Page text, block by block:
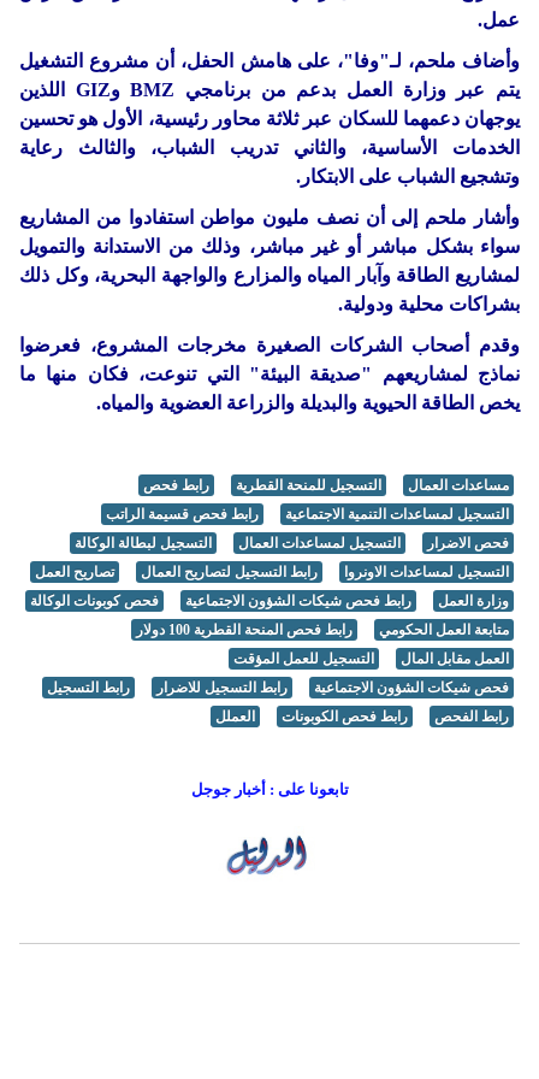
عمل.
وأضاف ملحم، لـ"وفا"، على هامش الحفل، أن مشروع التشغيل
يتم عبر وزارة العمل بدعم من برنامجي BMZ وGIZ اللذين
يوجهان دعمهما للسكان عبر ثلاثة محاور رئيسية، الأول هو تحسين
الخدمات الأساسية، والثاني تدريب الشباب، والثالث رعاية
وتشجيع الشباب على الابتكار.
وأشار ملحم إلى أن نصف مليون مواطن استفادوا من المشاريع
سواء بشكل مباشر أو غير مباشر، وذلك من الاستدانة والتمويل
لمشاريع الطاقة وآبار المياه والمزارع والواجهة البحرية، وكل ذلك
بشراكات محلية ودولية.
وقدم أصحاب الشركات الصغيرة مخرجات المشروع، فعرضوا
نماذج لمشاريعهم "صديقة البيئة" التي تنوعت، فكان منها ما
يخص الطاقة الحيوية والبديلة والزراعة العضوية والمياه.
مساعدات العمال التسجيل للمنحة القطرية
رابط فحص
التسجيل لمساعدات التنمية الاجتماعية
رابط فحص قسيمة الراتب
فحص الاضرار
التسجيل لمساعدات العمال
التسجيل لبطالة الوكالة
التسجيل لمساعدات الاونروا
رابط التسجيل لتصاريح العمال
تصاريح العمل
وزارة العمل
رابط فحص شيكات الشؤون الاجتماعية
فحص كوبونات الوكالة
متابعة العمل الحكومي
رابط فحص المنحة القطرية 100 دولار
العمل مقابل المال
التسجيل للعمل المؤقت
فحص شيكات الشؤون الاجتماعية
رابط التسجيل للاضرار
رابط التسجيل
رابط الفحص
رابط فحص الكوبونات العملل
تابعونا على : أخبار جوجل